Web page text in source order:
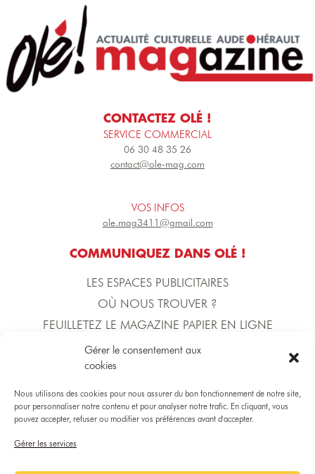
Gérer le consentement aux
cookies
Nous utilisons des cookies pour nous assurer du bon fonctionnement de notre site,
pour personnaliser notre contenu et pour analyser notre trafic. En cliquant, vous
pouvez accepter, refuser ou modifier vos préférences avant d'accepter.
Gérer les services
CONTACTEZ OLÉ !
SERVICE COMMERCIAL
06 30 48 35 26
contact@ole-mag.com
VOS INFOS
ole.mag3411@gmail.com
COMMUNIQUEZ DANS OLÉ !
LES ESPACES PUBLICITAIRES
OÙ NOUS TROUVER ?
FEUILLETEZ LE MAGAZINE PAPIER EN LIGNE
L'ÉQUIPE D'OLÉ !
Yoann BECERRA